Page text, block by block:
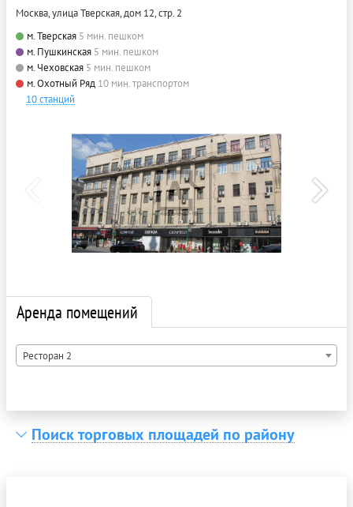
Москва, улица Тверская, дом 12, стр. 2
м. Тверская 5 мин. пешком
м. Пушкинская 5 мин. пешком
м. Чеховская 5 мин. пешком
м. Охотный Ряд 10 мин. транспортом
10 станций
Аренда помещений
Ресторан 2
Поиск торговых площадей по району